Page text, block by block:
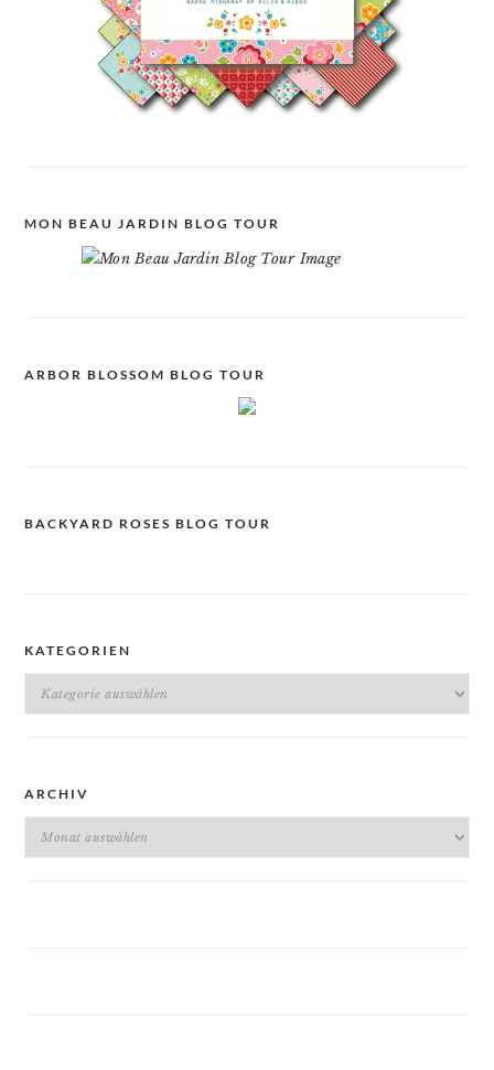
MON BEAU JARDIN BLOG TOUR
ARBOR BLOSSOM BLOG TOUR
BACKYARD ROSES BLOG TOUR
KATEGORIEN
Kategorien
ARCHIV
Archiv